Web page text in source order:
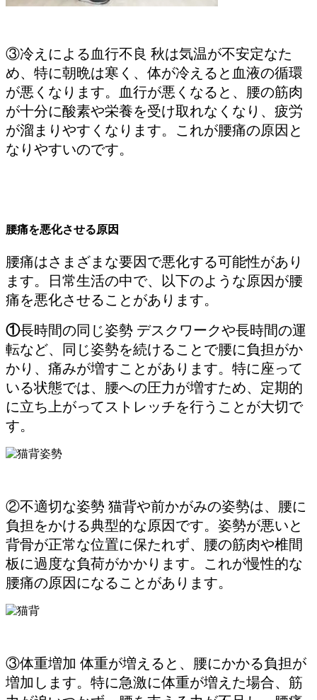
③冷えによる血行不良 秋は気温が不安定なた
め、特に朝晩は寒く、体が冷えると血液の循環
が悪くなります。血行が悪くなると、腰の筋肉
が十分に酸素や栄養を受け取れなくなり、疲労
が溜まりやすくなります。これが腰痛の原因と
なりやすいのです。
腰痛を悪化させる原因
腰痛はさまざまな要因で悪化する可能性があり
ます。日常生活の中で、以下のような原因が腰
痛を悪化させることがあります。
①長時間の同じ姿勢 デスクワークや長時間の運
転など、同じ姿勢を続けることで腰に負担がか
かり、痛みが増すことがあります。特に座って
いる状態では、腰への圧力が増すため、定期的
に立ち上がってストレッチを行うことが大切で
す。
②不適切な姿勢 猫背や前かがみの姿勢は、腰に
負担をかける典型的な原因です。姿勢が悪いと
背骨が正常な位置に保たれず、腰の筋肉や椎間
板に過度な負荷がかかります。これが慢性的な
腰痛の原因になることがあります。
③体重増加 体重が増えると、腰にかかる負担が
増加します。特に急激に体重が増えた場合、筋